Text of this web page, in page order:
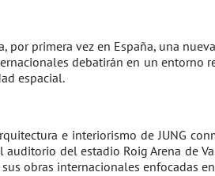
por primera vez en España, una
debatirán en un
espacial.
e interiorismo de JUNG
auditorio del estadio Roig Arena de
obras internacionales enfocadas